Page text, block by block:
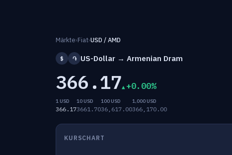
Märkte›Fiat›USD / AMD
$ ֏ US-Dollar → Armenian Dram
366.17 +0.00%
1 USD
366.17
10 USD
3661.70
100 USD
36,617.00
1,000 USD
366,170.00
KURSCHART